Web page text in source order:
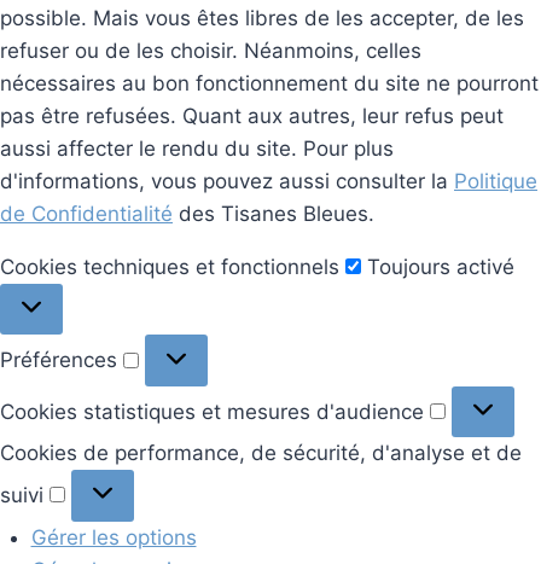
possible. Mais vous êtes libres de les accepter, de les
refuser ou de les choisir. Néanmoins, celles
nécessaires au bon fonctionnement du site ne pourront
pas être refusées. Quant aux autres, leur refus peut
aussi affecter le rendu du site. Pour plus
d'informations, vous pouvez aussi consulter la Politique
de Confidentialité des Tisanes Bleues.
Cookies techniques et fonctionnels
Cookies
Toujours activé
Préférences Préférences
Cookies statistiques et mesures d'audience
Cookies
et
Cookies de performance, de sécurité, d'analyse et de
suivi
Cookies
de
performance,
Gérer les options